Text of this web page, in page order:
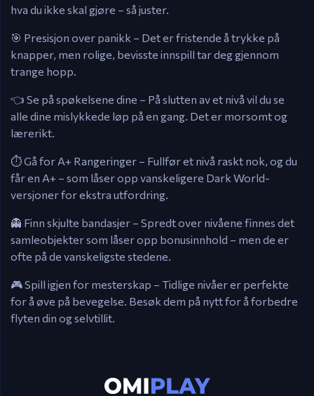
hva du ikke skal gjøre – så juster.
🎯 Presisjon over panikk – Det er fristende å trykke på
knapper, men rolige, bevisste innspill tar deg gjennom
trange hopp.
👈 Se på spøkelsene dine – På slutten av et nivå vil du se
alle dine mislykkede løp på en gang. Det er morsomt og
lærerikt.
⏱️ Gå for A+ Rangeringer – Fullfør et nivå raskt nok, og du
får en A+ – som låser opp vanskeligere Dark World-
versjoner for ekstra utfordring.
👻 Finn skjulte bandasjer – Spredt over nivåene finnes det
samleobjekter som låser opp bonusinnhold – men de er
ofte på de vanskeligste stedene.
🎮 Spill igjen for mesterskap – Tidlige nivåer er perfekte
for å øve på bevegelse. Besøk dem på nytt for å forbedre
flyten din og selvtillit.